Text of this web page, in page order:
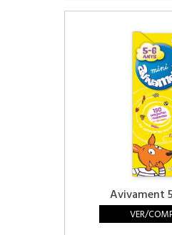
Avivament
VER/